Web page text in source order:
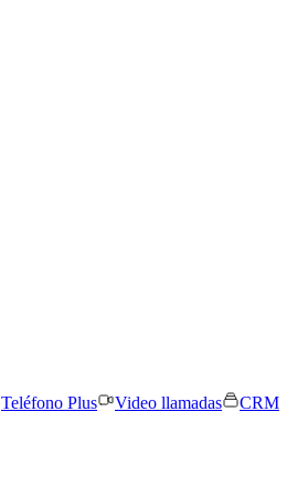
Teléfono Plus Video llamadas
CRM